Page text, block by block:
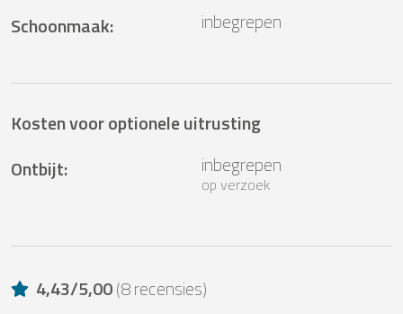
Schoonmaak: inbegrepen
Kosten voor optionele uitrusting
Ontbijt: inbegrepen
op verzoek
4,43/5,00(8 recensies)